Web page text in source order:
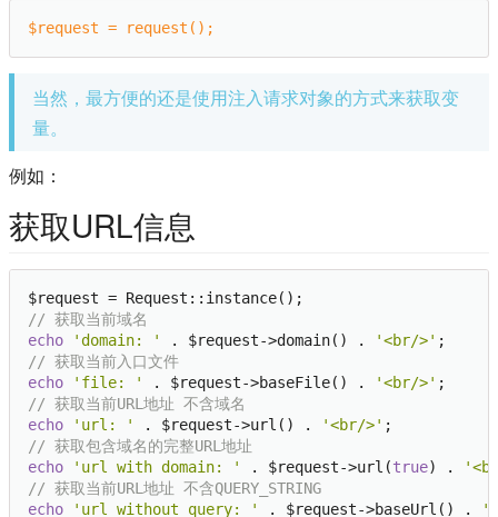
$request = request();
当然，最方便的还是使用注入请求对象的方式来获取变
量。
例如：
获取URL信息
// 获取当前域名
echo
'domain: ' . $request->domain() . '<br/>'
// 获取当前入口文件
echo
'file: ' . $request->baseFile() . '<br/>'
// 获取当前URL地址 不含域名
echo
'url: ' . $request->url() . '<br/>'
// 获取包含域名的完整URL地址
echo
'url with domain: ' . $request->url(true) .
// 获取当前URL地址 不含QUERY_STRING
echo
'url without query: ' . $request->baseUrl() .